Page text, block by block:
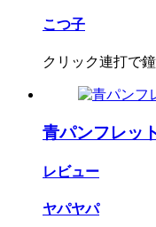
こつ子
クリック連打で
青パンフレッ
レビュー
ヤパヤパ